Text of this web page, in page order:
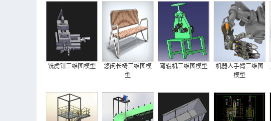
铣虎钳三维图模型
悠闲长椅三维图模
型
弯辊机三维图模型
机器人手臂三维图
模型